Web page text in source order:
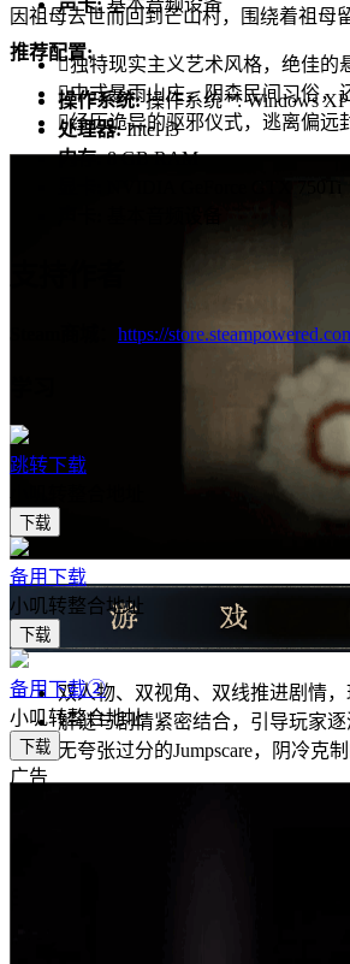
因祖母去世而回到芒山村，围绕着祖
独特现实主义艺术风格，绝佳的
中式暴雨山庄，阴森民间习俗，
经历诡异的驱邪仪式，逃离偏远
双人物、双视角、双线推进剧情
解谜与剧情紧密结合，引导玩家
无夸张过分的Jumpscare，阴冷克
推荐配置:
操作系统:操作系统 *: Windows
处理器:Intel i3
内存:8 GB RAM
https://
跳转下载
下载
备用下载
小叽转整合地址
下载
备用下载②
小叽转整合地址
下载
广告